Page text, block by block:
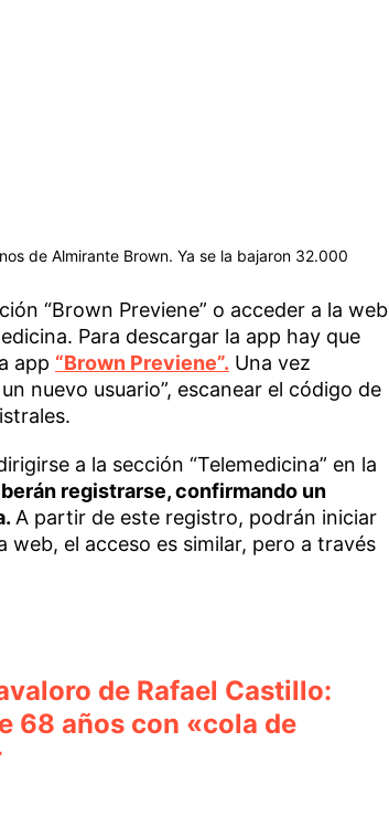
de Almirante Brown. Ya se la bajaron 32.000
“Brown Previene” o acceder a la web
Para descargar la app hay que
app “Brown Previene”. Una vez
nuevo usuario”, escanear el código de
a la sección “Telemedicina” en la
registrarse, confirmando un
A partir de este registro, podrán iniciar
web, el acceso es similar, pero a través
de Rafael Castillo:
68 años con «cola de